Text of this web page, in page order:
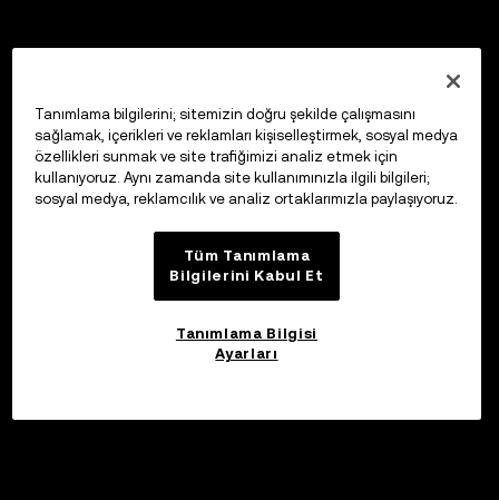
Tanımlama bilgilerini; sitemizin doğru şekilde çalışmasını
sağlamak, içerikleri ve reklamları kişiselleştirmek, sosyal medya
özellikleri sunmak ve site trafiğimizi analiz etmek için
kullanıyoruz. Aynı zamanda site kullanımınızla ilgili bilgileri;
sosyal medya, reklamcılık ve analiz ortaklarımızla paylaşıyoruz.
Tüm Tanımlama
Bilgilerini Kabul Et
Tanımlama Bilgisi
Ayarları